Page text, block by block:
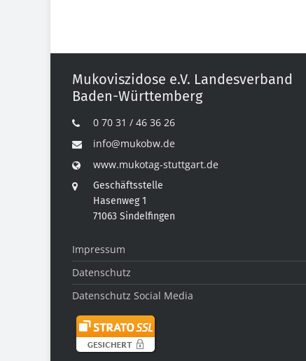
Mukoviszidose e.V. Landesverband
Baden-Württemberg
0 70 31 / 46 36 26
info@mukobw.de
www.mukotag-stuttgart.de
Geschäftsstelle
Hasenweg 1
71063 Sindelfingen
Impressum
Datenschutz
Datenschutz Social Media